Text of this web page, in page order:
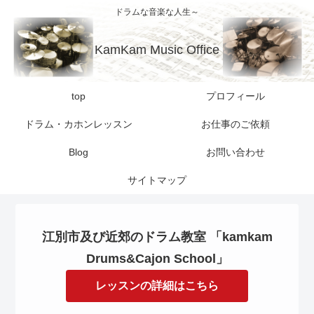
ドラムな音楽な人生～
KamKam Music Office
top プロフィール
ドラム・カホンレッスン お仕事のご依頼
Blog お問い合わせ
サイトマップ
江別市及び近郊のドラム教室 「kamkam
Drums&Cajon School」
レッスンの詳細はこちら